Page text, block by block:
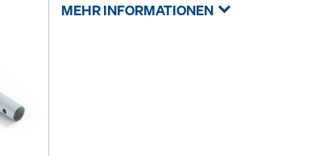
MEHR INFORMATIONEN